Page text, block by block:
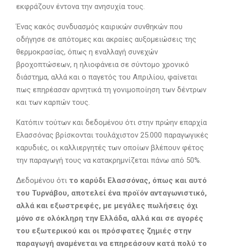
εκφράζουν έντονα την ανησυχία τους.
Ένας κακός συνδυασμός καιρικών συνθηκών που
οδήγησε σε απότομες και ακραίες αυξομειώσεις της
θερμοκρασίας, όπως η εναλλαγή συνεχών
βροχοπτώσεων, η ηλιοφάνεια σε σύντομο χρονικό
διάστημα, αλλά και ο παγετός του Απριλίου, φαίνεται
πως επηρέασαν αρνητικά τη γονιμοποίηση των δέντρων
και των καρπών τους.
Κατόπιν τούτων και δεδομένου ότι στην πρώην επαρχία
Ελασσόνας βρίσκονται τουλάχιστον 25.000 παραγωγικές
καρυδιές, οι καλλιεργητές των οποίων βλέπουν φέτος
την παραγωγή τους να κατακρημνίζεται πάνω από 50%.
Δεδομένου ότι το καρύδι Ελασσόνας, όπως και αυτό
του Τυρνάβου, αποτελεί ένα προϊόν ανταγωνιστικό,
αλλά και εξωστρεφές, με μεγάλες πωλήσεις όχι
μόνο σε ολόκληρη την Ελλάδα, αλλά και σε αγορές
του εξωτερικού και οι πρόσφατες ζημιές στην
παραγωγή αναμένεται να επηρεάσουν κατά πολύ το